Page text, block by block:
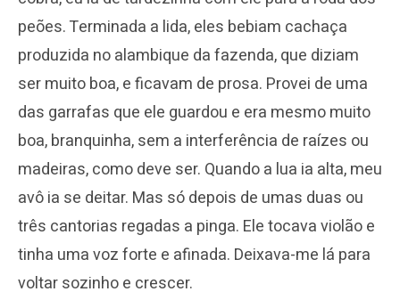
peões. Terminada a lida, eles bebiam cachaça
produzida no alambique da fazenda, que diziam
ser muito boa, e ficavam de prosa. Provei de uma
das garrafas que ele guardou e era mesmo muito
boa, branquinha, sem a interferência de raízes ou
madeiras, como deve ser. Quando a lua ia alta, meu
avô ia se deitar. Mas só depois de umas duas ou
três cantorias regadas a pinga. Ele tocava violão e
tinha uma voz forte e afinada. Deixava-me lá para
voltar sozinho e crescer.